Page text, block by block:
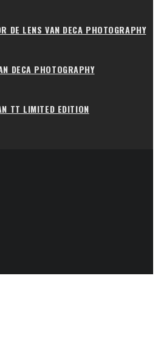
DE LENS VAN DECA PHOTOGRAPHY
DECA PHOTOGRAPHY
TT LIMITED EDITION